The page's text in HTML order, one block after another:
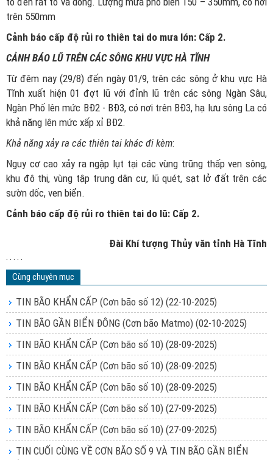
trên 550mm
Cảnh báo cấp độ rủi ro thiên tai do mưa lớn: Cấp 2.
CẢNH BÁO LŨ TRÊN CÁC SÔNG KHU VỰCHÀ TĨNH
Từ đêm nay (29/8) đến ngày 01/9, trên các sông ở khu vực Hà
Tĩnh xuất hiện 01 đợt lũ với đỉnh lũ trên các sông Ngàn Sâu,
Ngàn Phố lên mức BĐ2 - BĐ3, có nơi trên BĐ3, hạ lưu sông La có
khả năng lên mức xấp xỉ BĐ2.
Khả năng xảy ra các thiên tai khác đi kèm:
Nguy cơ cao xảy ra ngập lụt tại các vùng trũng thấp ven sông,
khu đô thị, vùng tập trung dân cư, lũ quét, sạt lở đất trên các
sườn dốc, ven biển.
Cảnh báo cấp độ rủi ro thiên tai do lũ: Cấp 2.
Đài Khí tượng Thủy văn tỉnh Hà Tĩnh
. . . . .
Cùng chuyên mục
TIN BÃO KHẨN CẤP (Cơn bão số 12) (22-10-2025)
TIN BÃO GẦN BIỂN ĐÔNG (Cơn bão Matmo) (02-10-2025)
TIN BÃO KHẨN CẤP (Cơn bão số 10) (28-09-2025)
TIN BÃO KHẨN CẤP (Cơn bão số 10) (28-09-2025)
TIN BÃO KHẨN CẤP (Cơn bão số 10) (28-09-2025)
TIN BÃO KHẨN CẤP (Cơn bão số 10) (27-09-2025)
TIN BÃO KHẨN CẤP (Cơn bão số 10) (27-09-2025)
TIN CUỐI CÙNG VỀ CƠN BÃO SỐ 9 VÀ TIN BÃO GẦN BIỂN